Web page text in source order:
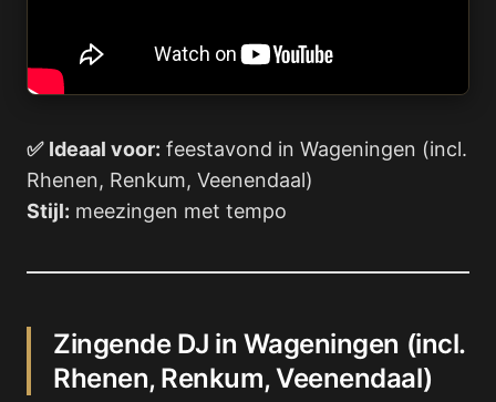
✅ Ideaal voor: feestavond in Wageningen (incl.
Rhenen, Renkum, Veenendaal)
Stijl: meezingen met tempo
Zingende DJ in Wageningen (incl.
Rhenen, Renkum, Veenendaal)